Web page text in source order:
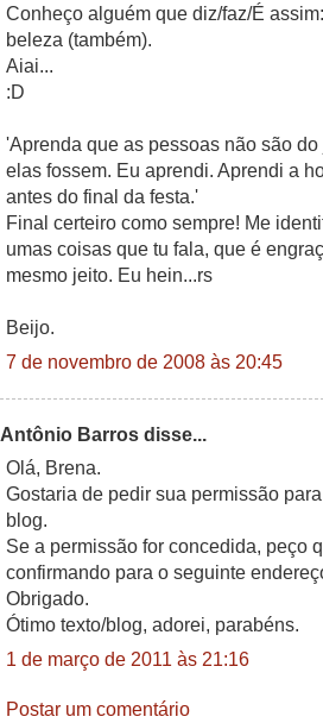
Conheço alguém que diz/faz/É
beleza (também).
Aiai...
:D
'Aprenda que as pessoas não são
elas fossem. Eu aprendi. Aprendi a
antes do final da festa.'
Final certeiro como sempre! Me
umas coisas que tu fala, que é
mesmo jeito. Eu hein...rs
Beijo.
7 de novembro de 2008 às 20:45
Antônio Barros disse...
Olá, Brena.
Gostaria de pedir sua permissão
blog.
Se a permissão for concedida, peço
confirmando para o seguinte
Obrigado.
Ótimo texto/blog, adorei, parabéns.
1 de março de 2011 às 21:16
Postar um comentário